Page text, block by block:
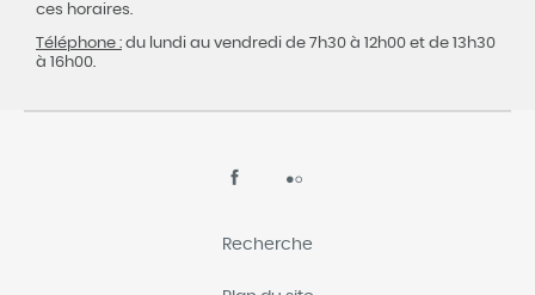
ces horaires.
Téléphone : du lundi au vendredi de 7h30 à 12h00 et de 13h30
à 16h00.
Recherche